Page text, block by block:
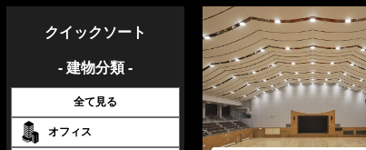
クイックソート
- 建物分類 -
全て見る
オフィス